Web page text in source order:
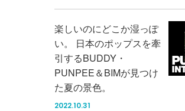
楽しいのにどこか湿っぽ
い。 日本のポップスを牽
引するBUDDY・
PUNPEE＆BIMが見つけ
た夏の景色。
2022.10.31